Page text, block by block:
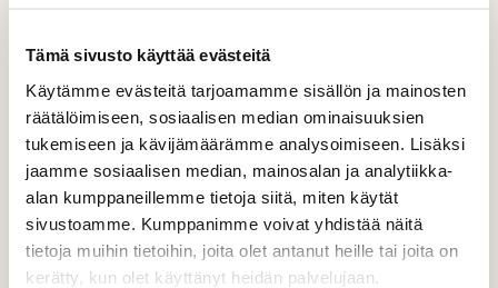
Tämä sivusto käyttää evästeitä
Käytämme evästeitä tarjoamamme sisällön ja mainosten
räätälöimiseen, sosiaalisen median ominaisuuksien
tukemiseen ja kävijämäärämme analysoimiseen. Lisäksi
jaamme sosiaalisen median, mainosalan ja analytiikka-
alan kumppaneillemme tietoja siitä, miten käytät
sivustoamme. Kumppanimme voivat yhdistää näitä
tietoja muihin tietoihin, joita olet antanut heille tai joita on
kerätty, kun olet käyttänyt heidän palvelujaan.
Misosmetanaa ja kauden kasviksia
***
Voissa haudutettua kuhaa, sellerifondant ja
fenkolikermaa
***
Amarettoa ja popcornia